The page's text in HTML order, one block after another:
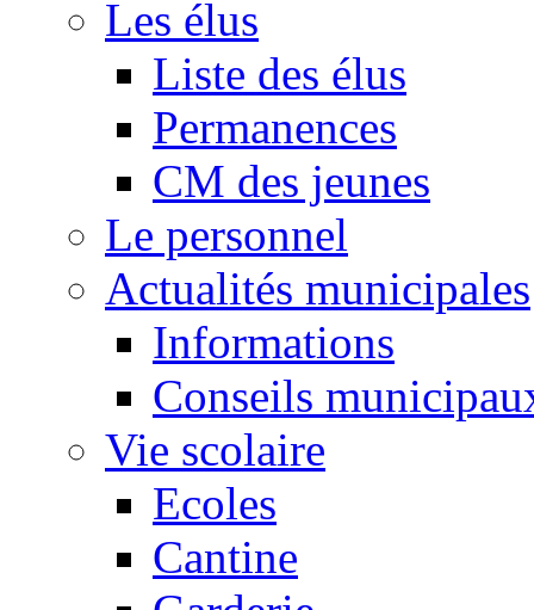
Les élus
Liste des élus
Permanences
CM des jeunes
Le personnel
Actualités municipales
Informations
Conseils
Vie scolaire
Ecoles
Cantine